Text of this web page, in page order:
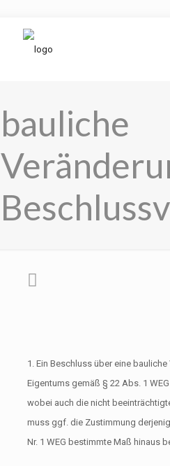
bauliche
1. Ein Beschluss über eine
Eigentums gemäß § 22 Abs. 1
wobei auch die nicht
muss ggf. die Zustimmung
Nr. 1 WEG bestimmte Maß hinaus